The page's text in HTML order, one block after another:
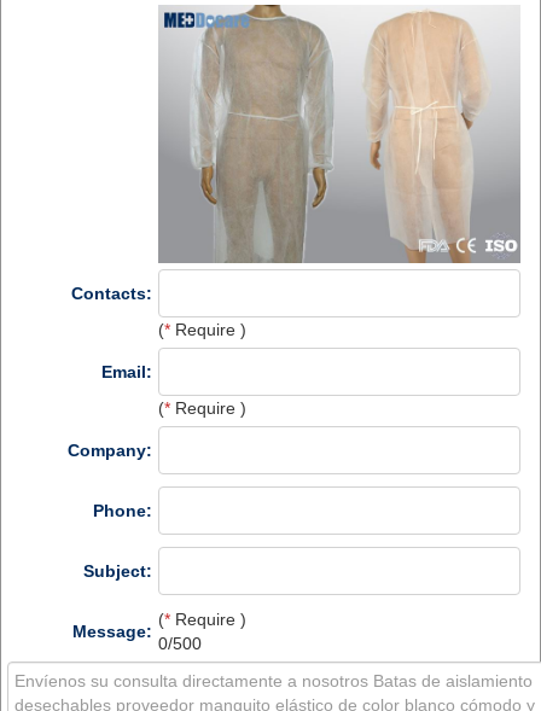
Contacts:
(* Require )
Email:
(* Require )
Company:
Phone:
Subject:
Message:
(* Require )
0/500